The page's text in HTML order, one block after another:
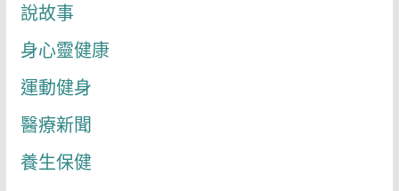
說故事
身心靈健康
運動健身
醫療新聞
養生保健